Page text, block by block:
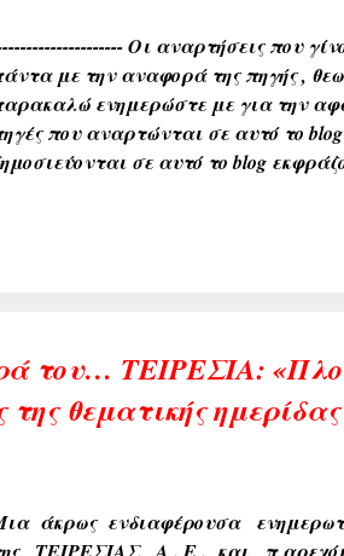
Οι αναρτήσεις που
με την αναφορά της πηγής ,
ενημερώστε με για την
που αναρτώνται σε αυτό το
σε αυτό το blog
του… ΤΕΙΡΕΣΙΑ:
της θεματικής
άκρως ενδιαφέρουσα